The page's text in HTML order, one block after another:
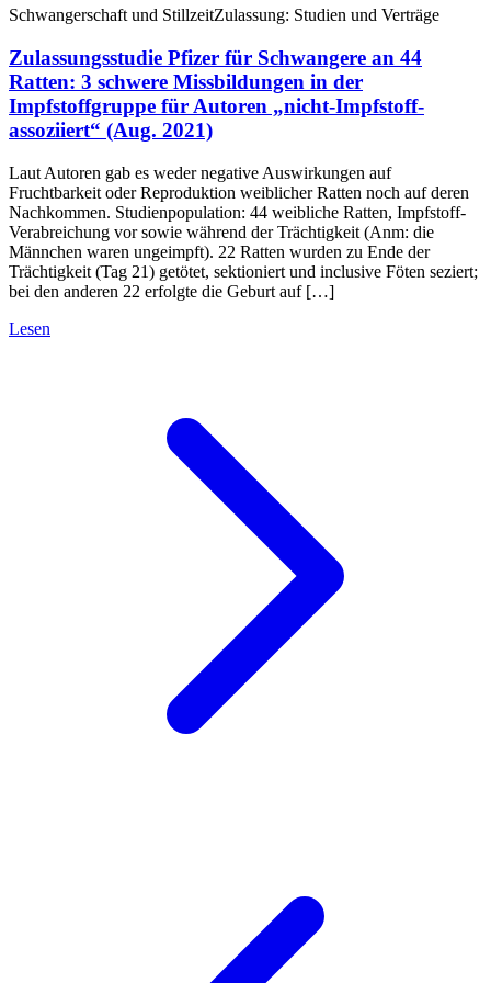
Schwangerschaft und StillzeitZulassung: Studien und Verträge
Zulassungsstudie Pfizer für Schwangere an 44
Ratten: 3 schwere Missbildungen in der
Impfstoffgruppe für Autoren „nicht-Impfstoff-
assoziiert“ (Aug. 2021)
Laut Autoren gab es weder negative Auswirkungen auf
Fruchtbarkeit oder Reproduktion weiblicher Ratten noch auf deren
Nachkommen. Studienpopulation: 44 weibliche Ratten, Impfstoff-
Verabreichung vor sowie während der Trächtigkeit (Anm: die
Männchen waren ungeimpft). 22 Ratten wurden zu Ende der
Trächtigkeit (Tag 21) getötet, sektioniert und inclusive Föten seziert;
bei den anderen 22 erfolgte die Geburt auf […]
Lesen